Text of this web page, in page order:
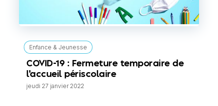
Enfance & Jeunesse
COVID-19 : Fermeture temporaire de
l'accueil périscolaire
jeudi 27 janvier 2022